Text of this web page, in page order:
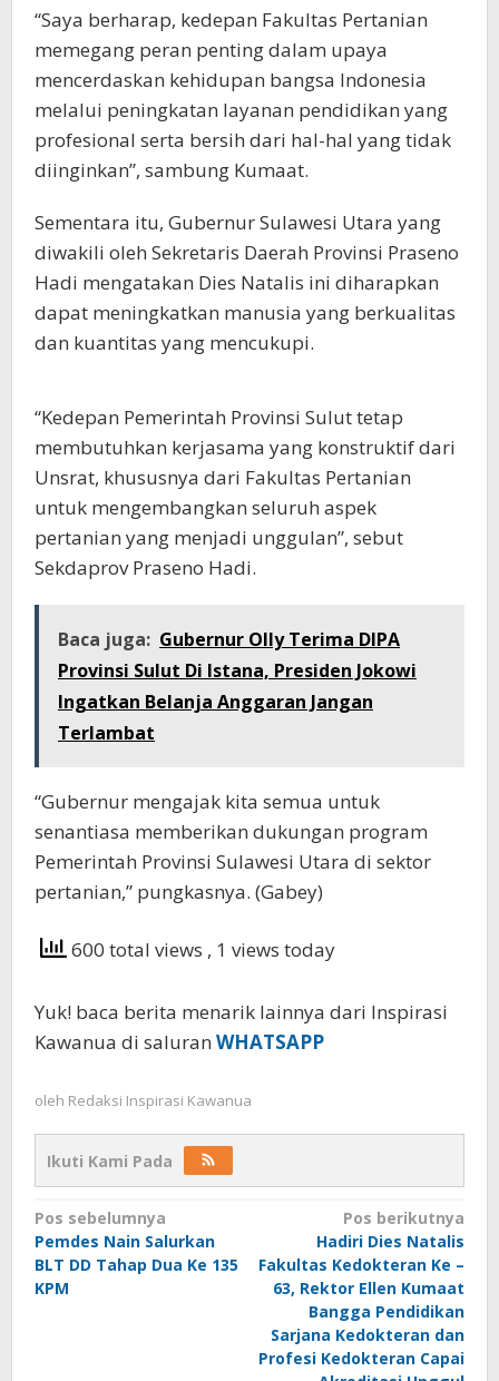
“Saya berharap, kedepan Fakultas Pertanian
memegang peran penting dalam upaya
mencerdaskan kehidupan bangsa Indonesia
melalui peningkatan layanan pendidikan yang
profesional serta bersih dari hal-hal yang tidak
diinginkan”, sambung Kumaat.
Sementara itu, Gubernur Sulawesi Utara yang
diwakili oleh Sekretaris Daerah Provinsi Praseno
Hadi mengatakan Dies Natalis ini diharapkan
dapat meningkatkan manusia yang berkualitas
dan kuantitas yang mencukupi.
“Kedepan Pemerintah Provinsi Sulut tetap
membutuhkan kerjasama yang konstruktif dari
Unsrat, khususnya dari Fakultas Pertanian
untuk mengembangkan seluruh aspek
pertanian yang menjadi unggulan”, sebut
Sekdaprov Praseno Hadi.
Baca juga: Gubernur Olly Terima DIPA
Provinsi Sulut Di Istana, Presiden Jokowi
Ingatkan Belanja Anggaran Jangan
Terlambat
“Gubernur mengajak kita semua untuk
senantiasa memberikan dukungan program
Pemerintah Provinsi Sulawesi Utara di sektor
pertanian,” pungkasnya. (Gabey)
600 total views , 1 views today
Yuk! baca berita menarik lainnya dari Inspirasi
Kawanua di saluran WHATSAPP
oleh Redaksi Inspirasi Kawanua
Ikuti Kami Pada
Navigasi
pos
Pos sebelumnya
Pemdes Nain Salurkan
BLT DD Tahap Dua Ke 135
KPM
Pos berikutnya
Hadiri Dies Natalis
Fakultas Kedokteran Ke –
63, Rektor Ellen Kumaat
Bangga Pendidikan
Sarjana Kedokteran dan
Profesi Kedokteran Capai